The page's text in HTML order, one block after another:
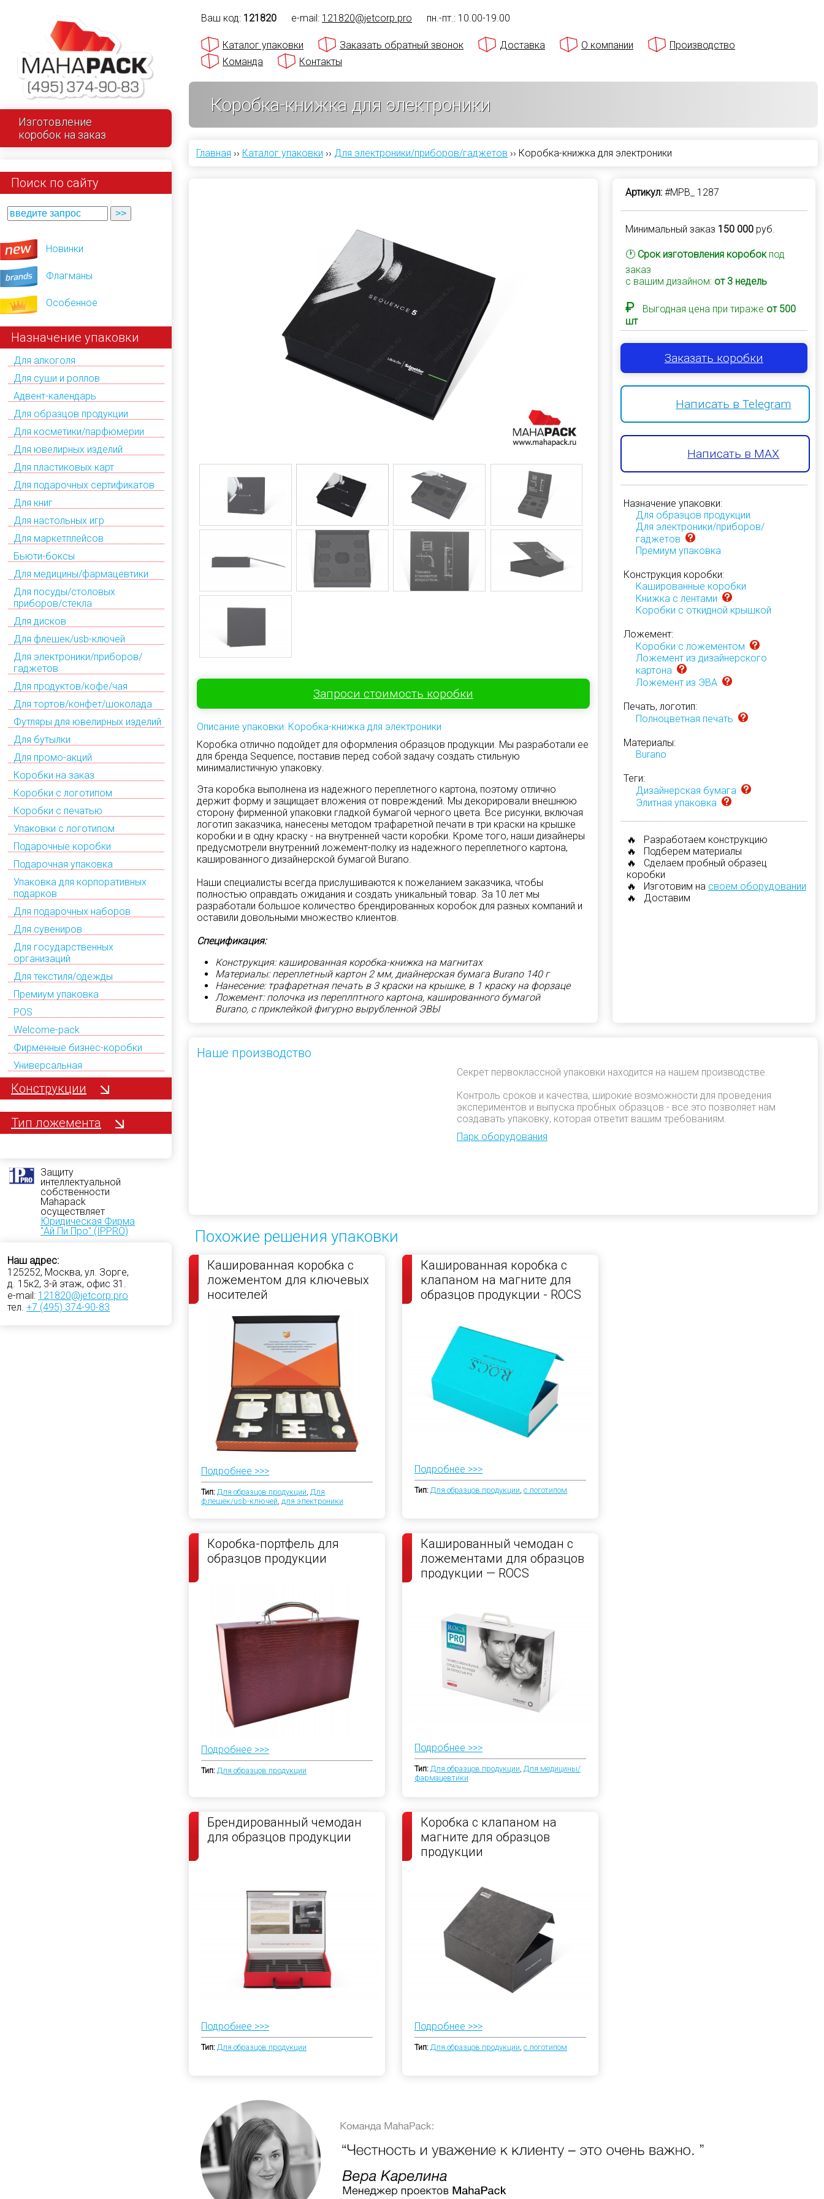
Изготовление
коробок на заказ
Поиск по сайту
Новинки
Флагманы
Особенное
Назначение упаковки
Для алкоголя
Для суши и роллов
Адвент-календарь
Для образцов продукции
Для косметики/парфюмерии
Для ювелирных изделий
Для пластиковых карт
Для подарочных сертификатов
Для книг
Для настольных игр
Для маркетплейсов
Бьюти-боксы
Для медицины/фармацевтики
Для посуды/столовых
приборов/стекла
Для дисков
Для флешек/usb-ключей
Для электроники/приборов/
гаджетов
Для продуктов/кофе/чая
Для тортов/конфет/шоколада
Футляры для ювелирных изделий
Для бутылки
Для промо-акций
Коробки на заказ
Коробки с логотипом
Коробки с печатью
Упаковки с логотипом
Подарочные коробки
Подарочная упаковка
Упаковка для корпоративных
подарков
Для подарочных наборов
Для сувениров
Для государственных
организаций
Для текстиля/одежды
Премиум упаковка
POS
Welcome-pack
Фирменные бизнес-коробки
Универсальная
Конструкции
Тип ложемента
Защиту
интеллектуальной
собственности
Mahapack
осуществляет
Юридическая Фирма
"Ай Пи Про" (IPPRO)
Наш адрес:
125252, Москва, ул. Зорге,
д. 15к2, 3-й этаж, офис 31.
e-mail: 121820@jetcorp.pro
тел. +7 (495) 374-90-83
Ваш код: 121820 e-mail: 121820@jetcorp.pro пн.-пт.: 10.00-19.00
Каталог упаковки Заказать обратный звонок Доставка О компании
Производство
Команда
Контакты
Коробка-книжка для электроники
Главная ›› Каталог упаковки ›› Для электроники/приборов/гаджетов ›› Коробка-книжка для электроники
Запроси стоимость коробки
Описание упаковки: Коробка-книжка для электроники
Коробка отлично подойдет для оформления образцов продукции. Мы разработали ее
для бренда Sequence, поставив перед собой задачу создать стильную
минималистичную упаковку.
Эта коробка выполнена из надежного переплетного картона, поэтому отлично
держит форму и защищает вложения от повреждений. Мы декорировали внешнюю
сторону фирменной упаковки гладкой бумагой черного цвета. Все рисунки, включая
логотип заказчика, нанесены методом трафаретной печати в три краски на крышке
коробки и в одну краску - на внутренней части коробки. Кроме того, наши дизайнеры
предусмотрели внутренний ложемент-полку из надежного переплетного картона,
кашированного дизайнерской бумагой Burano.
Наши специалисты всегда прислушиваются к пожеланием заказчика, чтобы
полностью оправдать ожидания и создать уникальный товар. За 10 лет мы
разработали большое количество брендированных коробок для разных компаний и
оставили довольными множество клиентов.
Спецификация:
Конструкция: кашированная коробка-книжка на магнитах
Материалы: переплетный картон 2 мм, диайнерская бумага Burano 140 г
Нанесение: трафаретная печать в 3 краски на крышке, в 1 краску на форзаце
Ложемент: полочка из переплптного картона, кашированного бумагой
Burano, с приклейкой фигурно вырубленной ЭВЫ
Артикул:#MPB_ 1287
Минимальный заказ 150 000руб.
🕐 Срок изготовления коробокпод
заказ
с вашим дизайном: от 3 недель
₽ Выгодная цена при тираже от 500
шт
Заказать коробки
Написать в Telegram
Написать в MAX
Назначение упаковки:
Для образцов продукции
Для электроники/приборов/
гаджетов
Премиум упаковка
Конструкция коробки:
Кашированные коробки
Книжка с лентами
Коробки с откидной крышкой
Ложемент:
Коробки с ложементом
Ложемент из дизайнерского
картона
Ложемент из ЭВА
Печать, логотип:
Полноцветная печать
Материалы:
Burano
Теги:
Дизайнерская бумага
Элитная упаковка
🔥 Разработаем конструкцию
🔥 Подберем материалы
🔥 Сделаем пробный образец
коробки
🔥 Изготовим на своем оборудовании
🔥 Доставим
Наше производство
Секрет первоклассной упаковки находится на нашем производстве.
Контроль сроков и качества, широкие возможности для проведения
экспериментов и выпуска пробных образцов - все это позволяет нам
создавать упаковку, которая ответит вашим требованиям.
Парк оборудования
Похожие решения упаковки
Кашированная коробка с
ложементом для ключевых
носителей
Подробнее >>>
Тип: Для образцов продукции Для
флешек/usb-ключей для электроники
Кашированная коробка с
клапаном на магните для
образцов продукции - ROCS
Подробнее >>>
Тип: Для образцов продукции с логотипом
Коробка-портфель для
образцов продукции
Подробнее >>>
Тип: Для образцов продукции
Кашированный чемодан с
ложементами для образцов
продукции — ROCS
Подробнее >>>
Тип: Для образцов продукции Для медицины/
фармацевтики
Брендированный чемодан
для образцов продукции
Подробнее >>>
Тип: Для образцов продукции
Коробка с клапаном на
магните для образцов
продукции
Подробнее >>>
Тип: Для образцов продукции с логотипом